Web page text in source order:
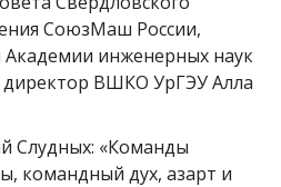
СоюзМаш России,
инженерных наук
ВШКО УрГЭУ Алла
Слудных: «Команды
командный дух, азарт и